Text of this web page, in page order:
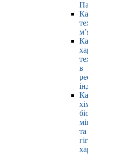
Павлюк
Кафедра
технології
м’яса
Кафедра
харчових
технологій
в
ресторанній
індустрії
Кафедра
хімії,
біохімії,
мікробіології
та
гігієни
харчування